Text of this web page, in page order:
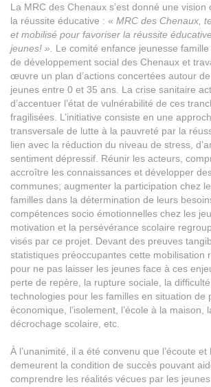
La MRC des Chenaux s’est donné une
la réussite éducative : « MRC des Chenaux,
et mobilisé pour favoriser la réussite
jeunes! ». Le comité enfance jeunesse
de développement social des Chenaux et
œuvre un plan d’actions concertées autour
jeunes entre 0 et 35 ans. La crise sanitaire
d’accentuer l’état de vulnérabilité de ces
fragilisées. L’initiative consiste en une
transversale de lutte à la pauvreté par la
lien avec la réduction du niveau de stress,
sentiment dépressif. Réunir les acteurs,
accroître les connaissances et développer
communes; augmenter la participation chez
familles dans la détermination de leurs
compétences socio émotionnelles chez les
motivation et la persévérance scolaire
visés par ce projet. Devant des preuves
statistiques préoccupantes cette mobilisation
pour ne pas laisser les jeunes face à ces
perte de repère, la rupture sociale, la difficulté
technologies pour les familles en situation de
économique, l’isolement, l’école à la maison,
décrochage scolaire, etc.
À l’unanimité, il a été convenu que l’écoute
demeurent la condition de succès pouvant
comprendre les réalités vécues par les